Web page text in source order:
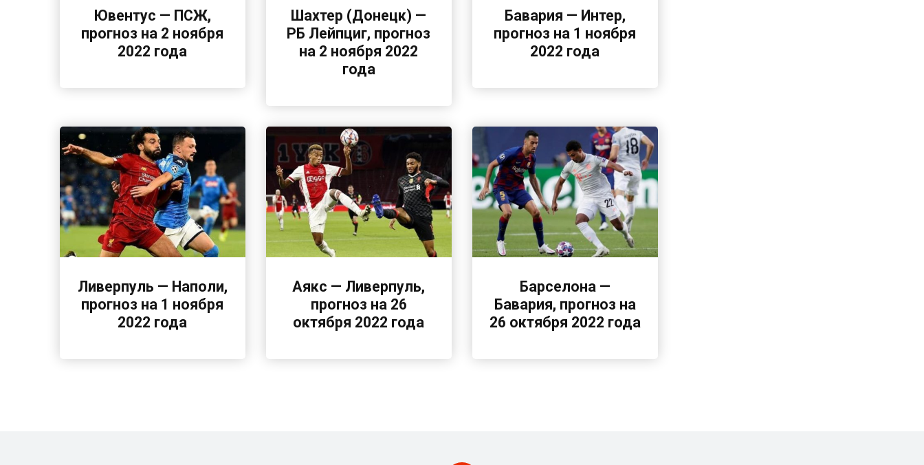
Ювентус — ПСЖ,
прогноз на 2 ноября
2022 года
Шахтер (Донецк) —
РБ Лейпциг, прогноз
на 2 ноября 2022
года
Бавария — Интер,
прогноз на 1 ноября
2022 года
Ливерпуль — Наполи,
прогноз на 1 ноября
2022 года
Аякс — Ливерпуль,
прогноз на 26
октября 2022 года
Барселона —
Бавария, прогноз на
26 октября 2022 года